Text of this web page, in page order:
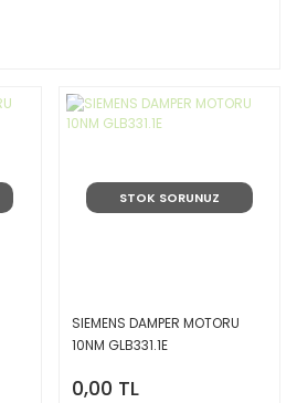
STOK SORUNUZ
SIEMENS DAMPER MOTORU
10NM GLB331.1E
0,00 TL